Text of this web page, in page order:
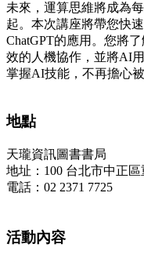
未來，運算思維將成為
起。本次講座將帶您快
ChatGPT的應用。您將
效的人機協作，並將AI
掌握AI技能，不再擔心被
地點
天瓏資訊圖書書局
地址：100 台北市中正區
電話：02 2371 7725
活動內容